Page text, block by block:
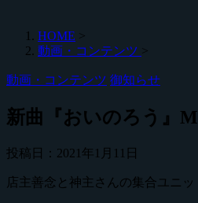
HOME >
動画・コンテンツ >
動画・コンテンツ 御知らせ
新曲『おいのろう』
投稿日： 2021年1月11日
店主善念と神主さんの集合ユニッ